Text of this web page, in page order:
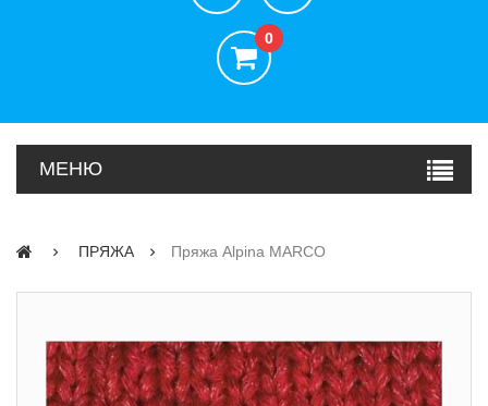
0
МЕНЮ
ПРЯЖА Пряжа Alpina MARCO